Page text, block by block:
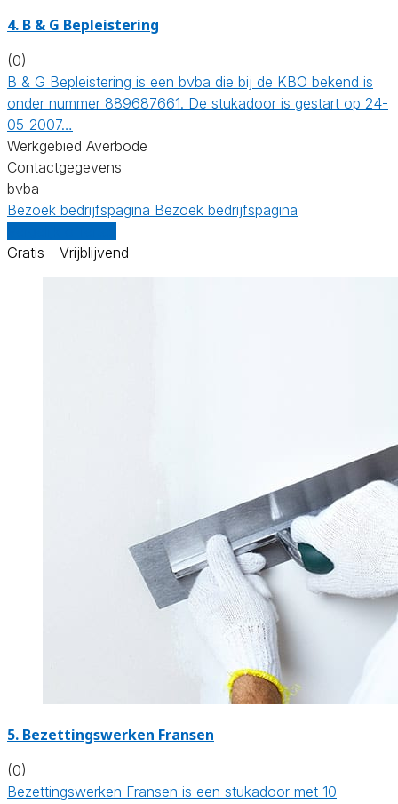
4. B & G Bepleistering
(0)
B & G Bepleistering is een bvba die bij de KBO bekend is
onder nummer 889687661. De stukadoor is gestart op 24-
05-2007…
Werkgebied Averbode
Contactgegevens
bvba
Bezoek bedrijfspagina Bezoek bedrijfspagina
Gratis - Vrijblijvend
5. Bezettingswerken Fransen
(0)
Bezettingswerken Fransen is een stukadoor met 10